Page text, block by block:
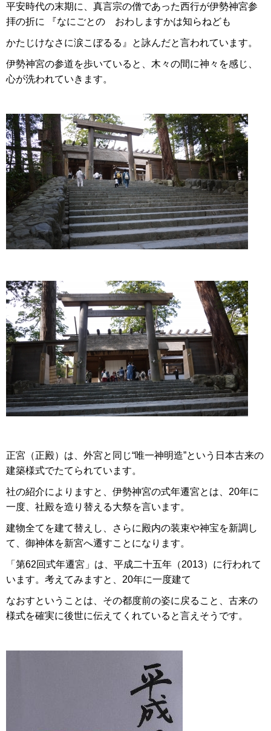
平安時代の末期に、真言宗の僧であった西行が伊勢神宮参
拝の折に 『なにごとの おわしますかは知らねども
かたじけなさに涙こぼるる』と詠んだと言われています。
伊勢神宮の参道を歩いていると、木々の間に神々を感じ、
心が洗われていきます。
正宮（正殿）は、外宮と同じ“唯一神明造”という日本古来の
建築様式でたてられています。
社の紹介によりますと、伊勢神宮の式年遷宮とは、20年に
一度、社殿を造り替える大祭を言います。
建物全てを建て替えし、さらに殿内の装束や神宝を新調し
て、御神体を新宮へ遷すことになります。
「第62回式年遷宮」は、平成二十五年（2013）に行われて
います。考えてみますと、20年に一度建て
なおすということは、その都度前の姿に戻ること、古来の
様式を確実に後世に伝えてくれていると言えそうです。